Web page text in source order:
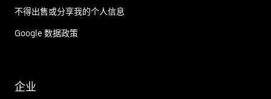
不得出售或分享我的个人信息
Google 数据政策
企业